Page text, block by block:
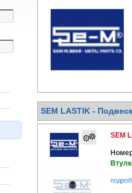
SEM LASTIK -
SEM